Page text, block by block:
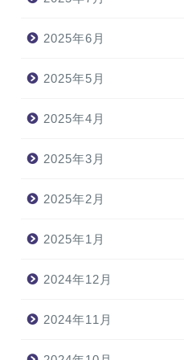
2025年6月
2025年5月
2025年4月
2025年3月
2025年2月
2025年1月
2024年12月
2024年11月